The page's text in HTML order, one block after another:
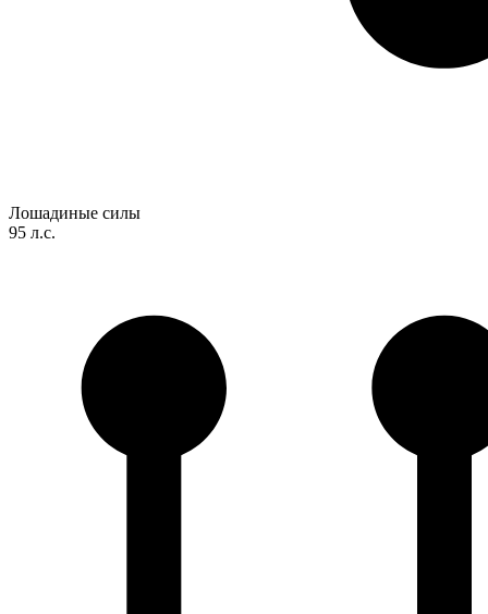
Лошадиные силы
95 л.с.